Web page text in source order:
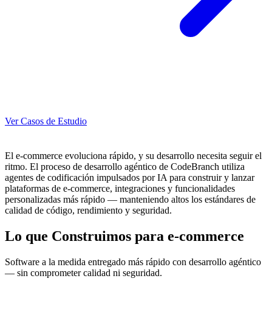
Ver Casos de Estudio
El e-commerce evoluciona rápido, y su desarrollo necesita seguir el
ritmo. El proceso de desarrollo agéntico de CodeBranch utiliza
agentes de codificación impulsados por IA para construir y lanzar
plataformas de e-commerce, integraciones y funcionalidades
personalizadas más rápido — manteniendo altos los estándares de
calidad de código, rendimiento y seguridad.
Lo que Construimos para e-commerce
Software a la medida entregado más rápido con desarrollo agéntico
— sin comprometer calidad ni seguridad.